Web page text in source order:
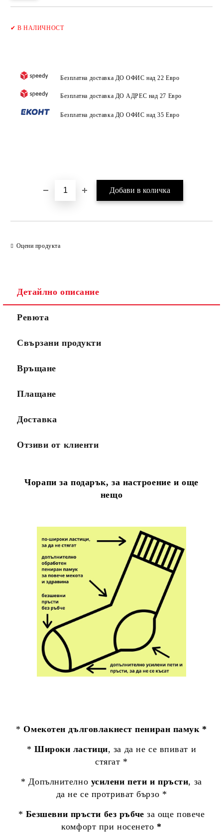
✔В НАЛИЧНОСТ
Безплатна доставка ДО ОФИС над 22 Евро
Безплатна доставка ДО АДРЕС над 27 Евро
Безплатна доставка ДО ОФИС над 35 Евро
Оцени продукта
Детайлно описание
Ревюта
Свързани продукти
Връщане
Плащане
Доставка
Отзиви от клиенти
Чорапи за подарък, за настроение и още
нещо
*Омекотен дълговлакнест пениран памук *
* Широки ластици, за да не се впиват и
стягат *
* Допълнително усилени пети и пръсти, за
да не се протриват бързо *
* Безшевни пръсти без ръбчеза още повече
комфорт при носенето *